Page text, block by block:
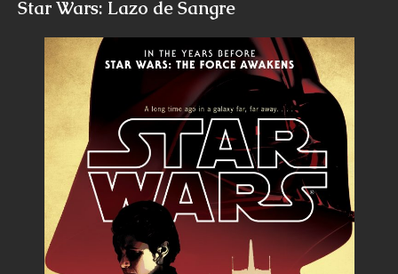
Star Wars: Lazo de Sangre